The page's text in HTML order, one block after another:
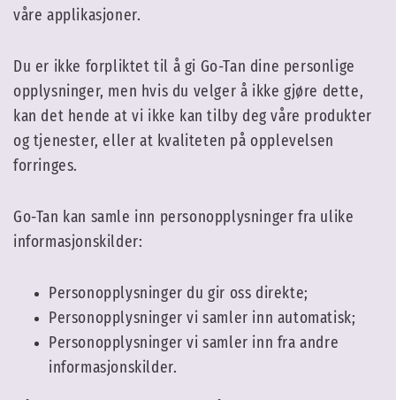
våre applikasjoner.
Du er ikke forpliktet til å gi Go-Tan dine personlige
opplysninger, men hvis du velger å ikke gjøre dette,
kan det hende at vi ikke kan tilby deg våre produkter
og tjenester, eller at kvaliteten på opplevelsen
forringes.
Go-Tan kan samle inn personopplysninger fra ulike
informasjonskilder:
Personopplysninger du gir oss direkte;
Personopplysninger vi samler inn automatisk;
Personopplysninger vi samler inn fra andre
informasjonskilder.